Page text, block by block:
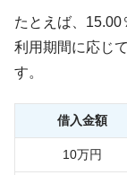
たとえば、15.00
利用期間に応じ
す。
借入金額
10万円